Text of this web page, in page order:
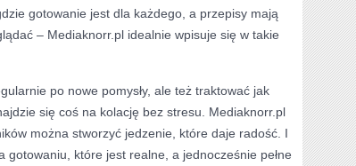
gotowanie jest dla każdego, a przepisy mają
– Mediaknorr.pl idealnie wpisuje się w takie
po nowe pomysły, ale też traktować jak
się coś na kolację bez stresu. Mediaknorr.pl
można stworzyć jedzenie, które daje radość. I
gotowaniu, które jest realne, a jednocześnie pełne